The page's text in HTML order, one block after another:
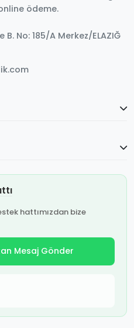
ödeme.
B. No: 185/A Merkez/ELAZIĞ
hattımızdan bize
Mesaj Gönder